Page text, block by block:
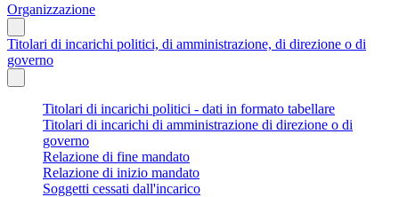
Organizzazione
Titolari di incarichi politici, di amministrazione, di direzione o di
governo
Titolari di incarichi politici - dati in formato tabellare
Titolari di incarichi di amministrazione di direzione o di
governo
Relazione di fine mandato
Relazione di inizio mandato
Soggetti cessati dall'incarico